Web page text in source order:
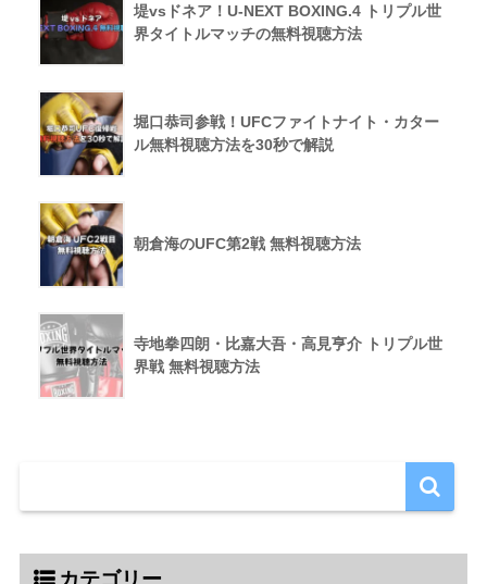
堤vsドネア！U-NEXT BOXING.4 トリプル世
界タイトルマッチの無料視聴方法
堀口恭司参戦！UFCファイトナイト・カター
ル無料視聴方法を30秒で解説
朝倉海のUFC第2戦 無料視聴方法
寺地拳四朗・比嘉大吾・高見亨介 トリプル世
界戦 無料視聴方法
カテゴリー